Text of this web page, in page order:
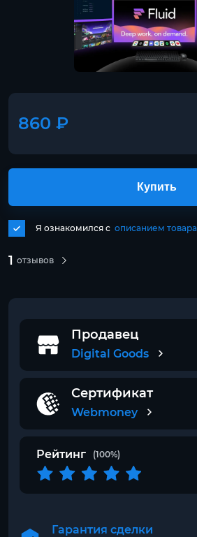
860 ₽
1 отзывов
Я ознакомился с описанием товара
Купить
Продавец
Digital Goods
Сертификат
Webmoney
Рейтинг (100%)
Гарантия сделки